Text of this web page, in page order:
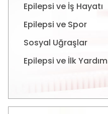
Epilepsi ve İş Hayatı
Epilepsi ve Spor
Sosyal Uğraşlar
Epilepsi ve İlk Yardım